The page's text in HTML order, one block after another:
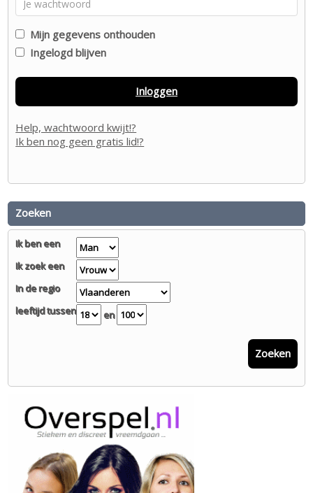
Mijn gegevens onthouden
Ingelogd blijven
Inloggen
Help, wachtwoord kwijt!?
Ik ben nog geen gratis lid!?
Zoeken
Ik ben een
Ik zoek een
In de regio
leeftijd tussen
en
Zoeken